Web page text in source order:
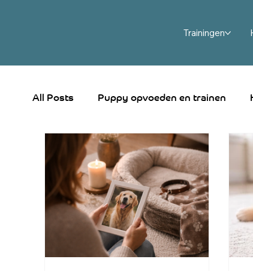
Trainingen
All Posts Puppy opvoeden en trainen
Hondenproducten en benodigdheden
Hondentraining Hond en baby: veilig